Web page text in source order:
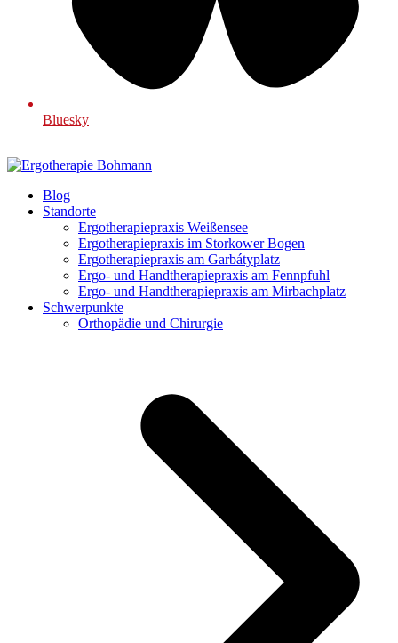
Bluesky
Blog
Standorte
Ergotherapiepraxis Weißensee
Ergotherapiepraxis im Storkower Bogen
Ergotherapiepraxis am Garbátyplatz
Ergo- und Handtherapiepraxis am Fennpfuhl
Ergo- und Handtherapiepraxis am Mirbachplatz
Schwerpunkte
Orthopädie und Chirurgie